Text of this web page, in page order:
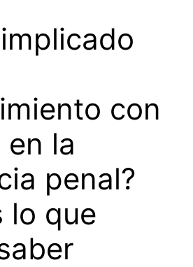
con
la
penal?
lo que